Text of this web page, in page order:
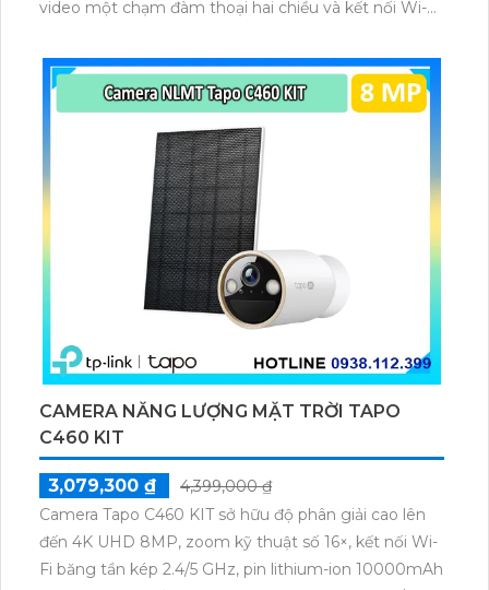
video một chạm đàm thoại hai chiều và kết nối Wi-Fi
microSD tối đa 256GB hoặc lưu đám mây dễ lắp đặt
cho gia đình và văn phòng nhỏ.
CAMERA NĂNG LƯỢNG MẶT TRỜI TAPO
C460 KIT
3,079,300 ₫
4,399,000 ₫
Camera Tapo C460 KIT sở hữu độ phân giải cao lên
đến 4K UHD 8MP, zoom kỹ thuật số 16×, kết nối Wi-
Fi băng tần kép 2.4/5 GHz, pin lithium-ion 10000mAh